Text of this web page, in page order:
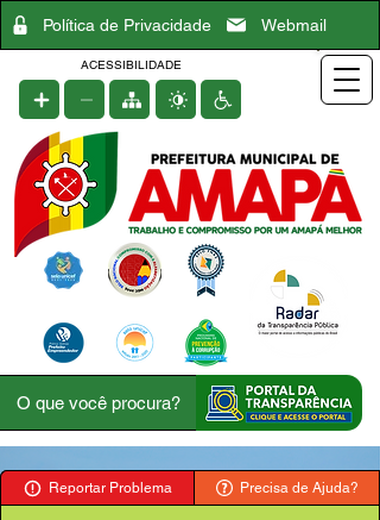
Política de Privacidade Webmail
ACESSIBILIDADE
Reportar Problema Precisa de Ajuda?